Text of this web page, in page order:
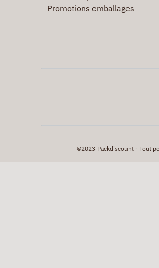
Promotions emballages
©2023 Packdiscount - Tout